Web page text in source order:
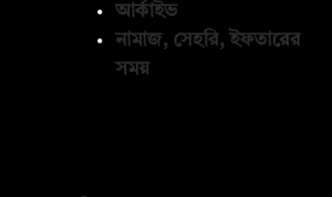
আর্কাইভ
নামাজ, সেহরি, ইফতারের
সময়